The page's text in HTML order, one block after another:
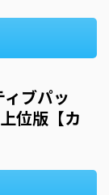
ブパッ
位版【カ